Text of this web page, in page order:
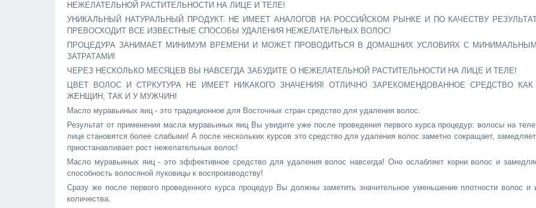
НЕЖЕЛАТЕЛЬНОЙ РАСТИТЕЛЬНОСТИ НА ЛИЦЕ И ТЕЛЕ!
УНИКАЛЬНЫЙ НАТУРАЛЬНЫЙ ПРОДУКТ. НЕ ИМЕЕТ АНАЛОГОВ НА РОССИЙСКОМ РЫНКЕ И ПО КАЧЕСТВУ
ПРЕВОСХОДИТ ВСЕ ИЗВЕСТНЫЕ СПОСОБЫ УДАЛЕНИЯ НЕЖЕЛАТЕЛЬНЫХ ВОЛОС!
ПРОЦЕДУРА ЗАНИМАЕТ МИНИМУМ ВРЕМЕНИ И МОЖЕТ ПРОВОДИТЬСЯ В ДОМАШНИХ УСЛОВИЯХ С
ЗАТРАТАМИ!
ЧЕРЕЗ НЕСКОЛЬКО МЕСЯЦЕВ ВЫ НАВСЕГДА ЗАБУДИТЕ О НЕЖЕЛАТЕЛЬНОЙ РАСТИТЕЛЬНОСТИ НА ЛИЦЕ И ТЕЛЕ!
ЦВЕТ ВОЛОС И СТРКУТУРА НЕ ИМЕЕТ НИКАКОГО ЗНАЧЕНИЯ! ОТЛИЧНО ЗАРЕКОМЕНДОВАННОЕ СРЕДСТВО КАК
ЖЕНЩИН, ТАК И У МУЖЧИН!
Масло муравьиных яиц - это традиционное для Восточных стран средство для удаления волос.
Результат от применения масла муравьиных яиц Вы увидите уже после проведения первого курса процедур: волосы на
лице становятся более слабыми! А после нескольких курсов это средство для удаления волос заметно сокращает,
приостанавливает рост нежелательных волос!
Масло муравьиных яиц - это эффективное средство для удаления волос навсегда! Оно ослабляет корни волос и
способность волосяной луковицы к воспроизводству!
Сразу же после первого проведенного курса процедур Вы должны заметить значительное уменьшение плотности волос и
количества.